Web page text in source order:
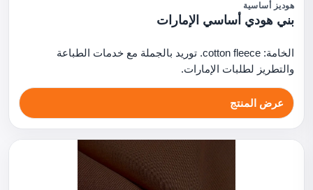
هوديز أساسية
بني هودي أساسي الإمارات
الخامة: cotton fleece. توريد بالجملة مع خدمات الطباعة
والتطريز لطلبات الإمارات.
عرض المنتج